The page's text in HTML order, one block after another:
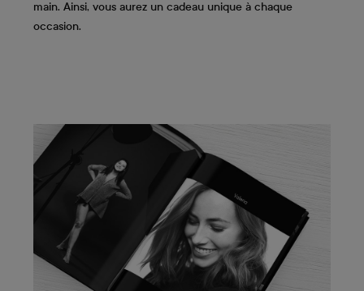
main. Ainsi, vous aurez un cadeau unique à chaque
occasion.